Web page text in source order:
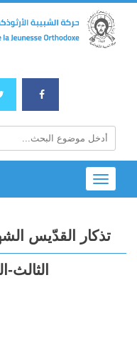
Toggle
navigation
تذكار القدّيس
الثالث-